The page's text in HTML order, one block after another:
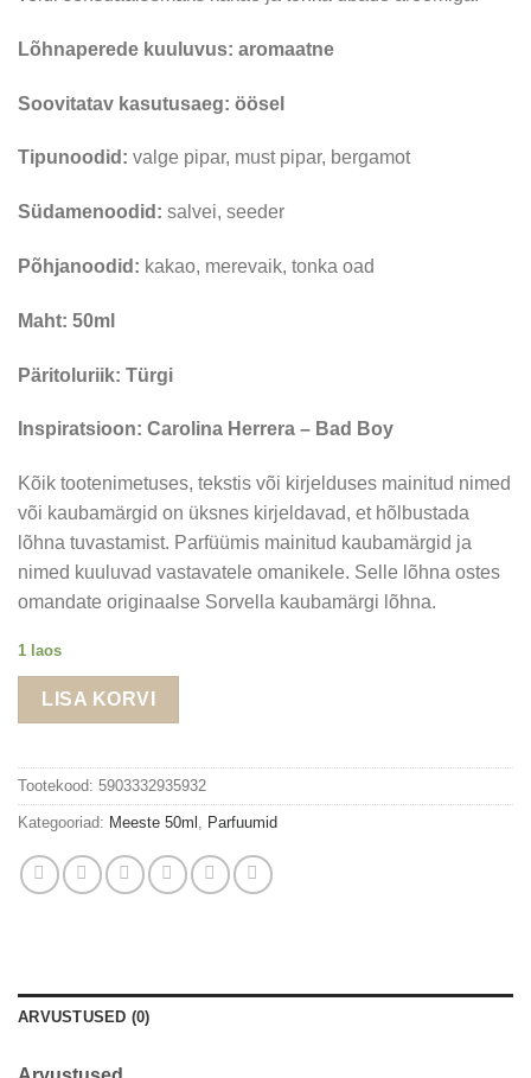
Lõhnaperede kuuluvus: aromaatne
Soovitatav kasutusaeg: öösel
Tipunoodid: valge pipar, must pipar, bergamot
Südamenoodid: salvei, seeder
Põhjanoodid: kakao, merevaik, tonka oad
Maht: 50ml
Päritoluriik: Türgi
Inspiratsioon: Carolina Herrera – Bad Boy
Kõik tootenimetuses, tekstis või kirjelduses mainitud nimed
või kaubamärgid on üksnes kirjeldavad, et hõlbustada
lõhna tuvastamist. Parfüümis mainitud kaubamärgid ja
nimed kuuluvad vastavatele omanikele. Selle lõhna ostes
omandate originaalse Sorvella kaubamärgi lõhna.
1 laos
LISA KORVI
Tootekood: 5903332935932
Kategooriad: Meeste 50ml Parfuumid
ARVUSTUSED (0)